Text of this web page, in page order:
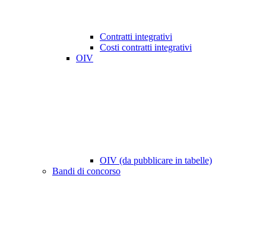
Contratti integrativi
Costi contratti integrativi
OIV
OIV (da pubblicare in tabelle)
Bandi di concorso